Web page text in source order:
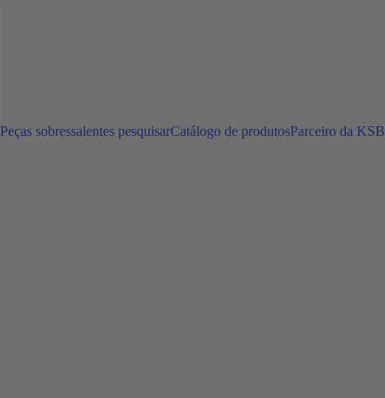
Peças sobressalentes pesquisarCatálogo de produtosParceiro da KSB